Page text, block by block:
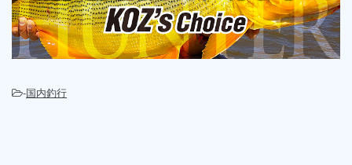
-国内釣行